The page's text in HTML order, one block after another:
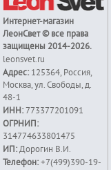
Интернет-магазин
ЛеонСвет© все права
защищены 2014-2026.
leonsvet.ru
Адрес: 125364, Россия,
Москва,ул. Свободы, д.
48-1
ИНН:773377201091
ОГРНИП:
314774633801475
ИП:Дорогин В.И.
Телефон: +7(499)390-19-